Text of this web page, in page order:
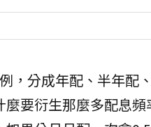
，分成年配、半年配
麼要衍生那麼多配息